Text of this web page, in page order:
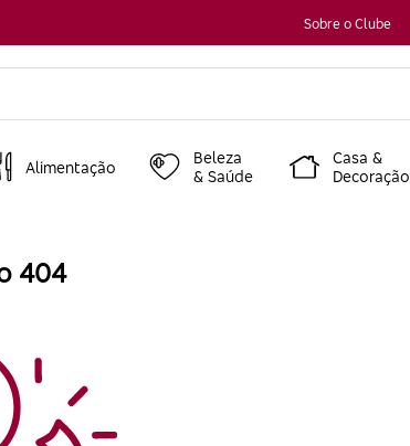
Sobre o Clube
Alimentação
Beleza
& Saúde
Casa &
Decoração
404